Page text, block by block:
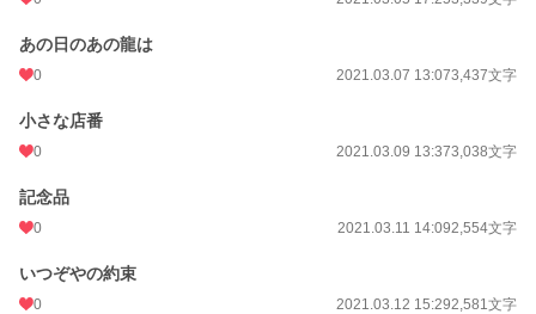
あの日のあの龍は
0 2021.03.07 13:073,437文字
小さな店番
0 2021.03.09 13:373,038文字
記念品
0 2021.03.11 14:092,554文字
いつぞやの約束
0 2021.03.12 15:292,581文字